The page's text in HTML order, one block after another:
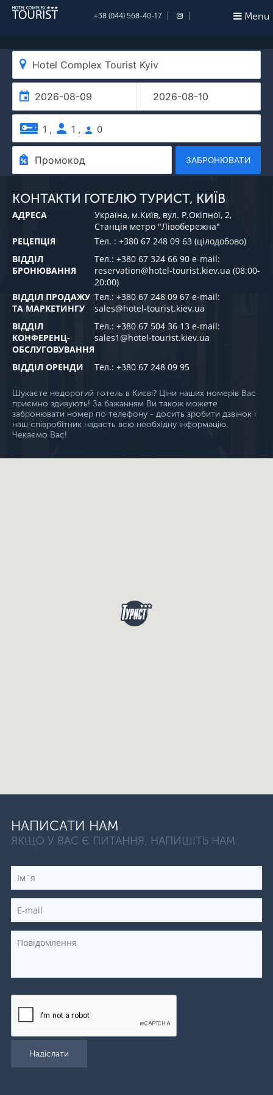
+38 (044) 568-40-17 Menu
КОНТАКТИ ГОТЕЛЮ ТУРИСТ, КИЇВ
АДРЕСА
Україна, м.Київ, вул. Р.Окіпної, 2,
Станція метро "Лівобережна"
РЕЦЕПЦІЯ
Тел. : +380 67 248 09 63 (цілодобово)
ВІДДІЛ
БРОНЮВАННЯ
Тел.: +380 67 324 66 90 e-mail:
reservation@hotel-tourist.kiev.ua (08:00-
20:00)
ВІДДІЛ ПРОДАЖУ
ТА МАРКЕТИНГУ
Тел.: +380 67 248 09 67 e-mail:
sales@hotel-tourist.kiev.ua
ВІДДІЛ
КОНФЕРЕНЦ-
ОБСЛУГОВУВАННЯ
Тел.: +380 67 504 36 13 e-mail:
sales1@hotel-tourist.kiev.ua
ВІДДІЛ ОРЕНДИ Тел.: +380 67 248 09 95
Шукаєте недорогий готель в Києві? Ціни наших номерів Вас
приємно здивують! За бажанням Ви також можете
забронювати номер по телефону - досить зробити дзвінок і
наш співробітник надасть всю необхідну інформацію.
Чекаємо Вас!
НАПИСАТИ НАМ
ЯКЩО У ВАС Є ПИТАННЯ, НАПИШІТЬ НАМ
Надіслати